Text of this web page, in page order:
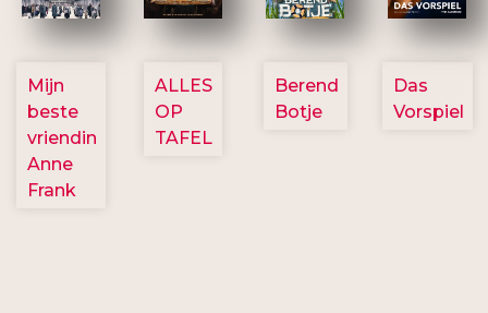
2757
Mijn
beste
vriendin
Anne
Frank
3154
ALLES
OP
TAFEL
2799
Berend
Botje
2777
Das
Vorspiel